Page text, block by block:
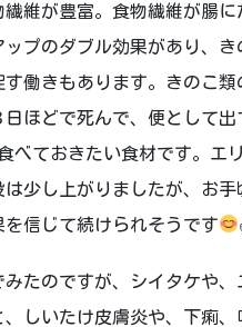
繊維が豊富。食物繊維が腸
ップのダブル効果があり、
す働きもあります。きのこ
日ほどで死んで、便として
べておきたい食材です。エ
は少し上がりましたが、お
を信じて続けられそうです
みたのですが、シイタケや
、しいたけ皮膚炎や、下痢